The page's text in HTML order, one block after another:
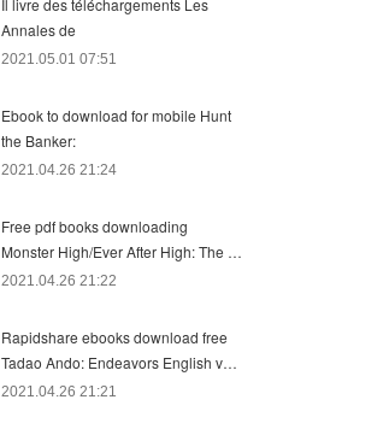
Il livre des téléchargements Les
Annales de
2021.05.01 07:51
Ebook to download for mobile Hunt
the Banker:
2021.04.26 21:24
Free pdf books downloading
Monster High/Ever After High: The …
2021.04.26 21:22
Rapidshare ebooks download free
Tadao Ando: Endeavors English v…
2021.04.26 21:21